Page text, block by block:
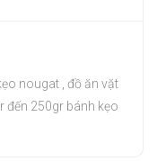
nougat , đồ ăn vặt
đến 250gr bánh kẹo